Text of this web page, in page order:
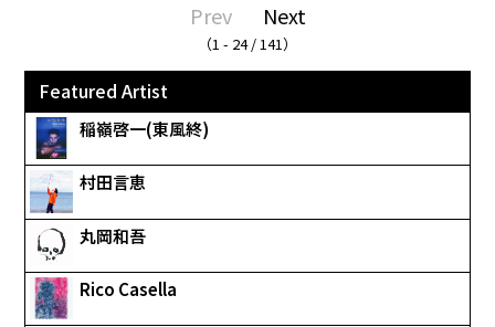
Prev Next
（1 - 24 / 141）
Featured Artist
稲嶺啓一(東風終)
村田言恵
丸岡和吾
Rico Casella